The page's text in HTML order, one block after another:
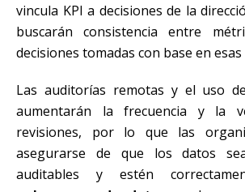
vincula KPI a decisiones de la
buscarán consistencia entre
decisiones tomadas con base en
Las auditorías remotas y el uso
aumentarán la frecuencia y la
revisiones, por lo que las
asegurarse de que los datos
auditables y estén